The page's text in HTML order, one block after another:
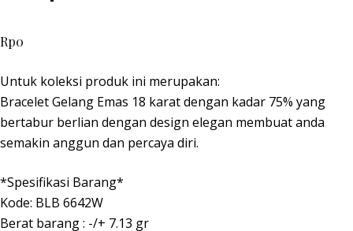
Rp0
Untuk koleksi produk ini merupakan:
Bracelet Gelang Emas 18 karat dengan kadar 75% yang
bertabur berlian dengan design elegan membuat anda
semakin anggun dan percaya diri.
*Spesifikasi Barang*
Kode: BLB 6642W
Berat barang : -/+ 7.13 gr